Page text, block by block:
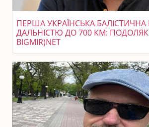
ПЕРША УКРАЇНСЬКА БАЛІСТИЧНА
ДАЛЬНІСТЮ ДО 700 КМ:
BIGMIR)NET